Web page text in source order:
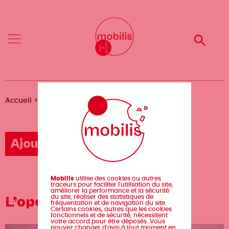
Menu
principal
Menu
Fil
Accueil L’opéra polaire
Ajouter un événement
L’opéra polaire
Mobilis utilise des cookies ou autres
traceurs pour faciliter l'utilisation du site,
améliorer la performance et la sécurité
du site, réaliser des statistiques de
fréquentation et de navigation du site.
Certains cookies, autres que les cookies
fonctionnels et de sécurité, nécessitent
votre accord pour être déposés. Vous
pouvez changer d'avis à tout moment en